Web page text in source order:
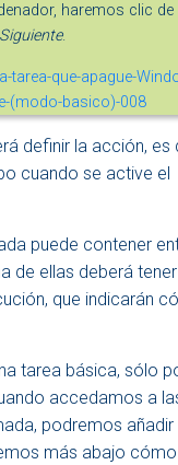
haremos clic
Siguiente.
definir la acción, es
cuando se active el
puede contener
de ellas deberá
que indicarán
tarea básica, sólo
accedamos a
podremos añadir
más abajo